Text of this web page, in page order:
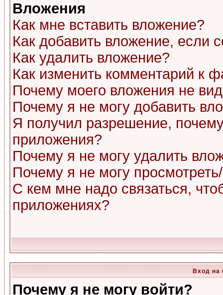
Вложения
Как мне вставить вложение?
Как добавить вложение, если
Как удалить вложение?
Как изменить комментарий к
Почему моего вложения не
Почему я не могу добавить
Я получил разрешение,
приложения?
Почему я не могу удалить
Почему я не могу
С кем мне надо связаться,
приложениях?
Вход на
Почему я не могу войти?